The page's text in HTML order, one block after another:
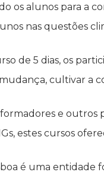
os alunos para a
nas questões
de 5 dias, os
cultivar a
formadores e
estes cursos
é uma entidade